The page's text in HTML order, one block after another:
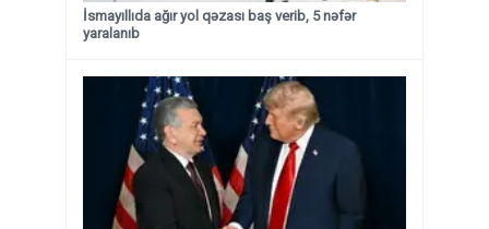
İsmayıllıda ağır yol qəzası baş verib, 5 nəfər
yaralanıb